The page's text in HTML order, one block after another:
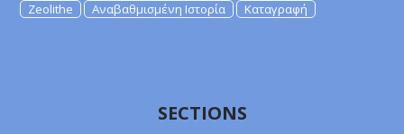
Zeolithe
Αναβαθμισμένη Ιστορία Καταγραφή
SECTIONS